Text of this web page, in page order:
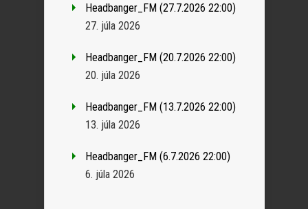
Headbanger_FM (27.7.2026 22:00)
27. júla 2026
Headbanger_FM (20.7.2026 22:00)
20. júla 2026
Headbanger_FM (13.7.2026 22:00)
13. júla 2026
Headbanger_FM (6.7.2026 22:00)
6. júla 2026